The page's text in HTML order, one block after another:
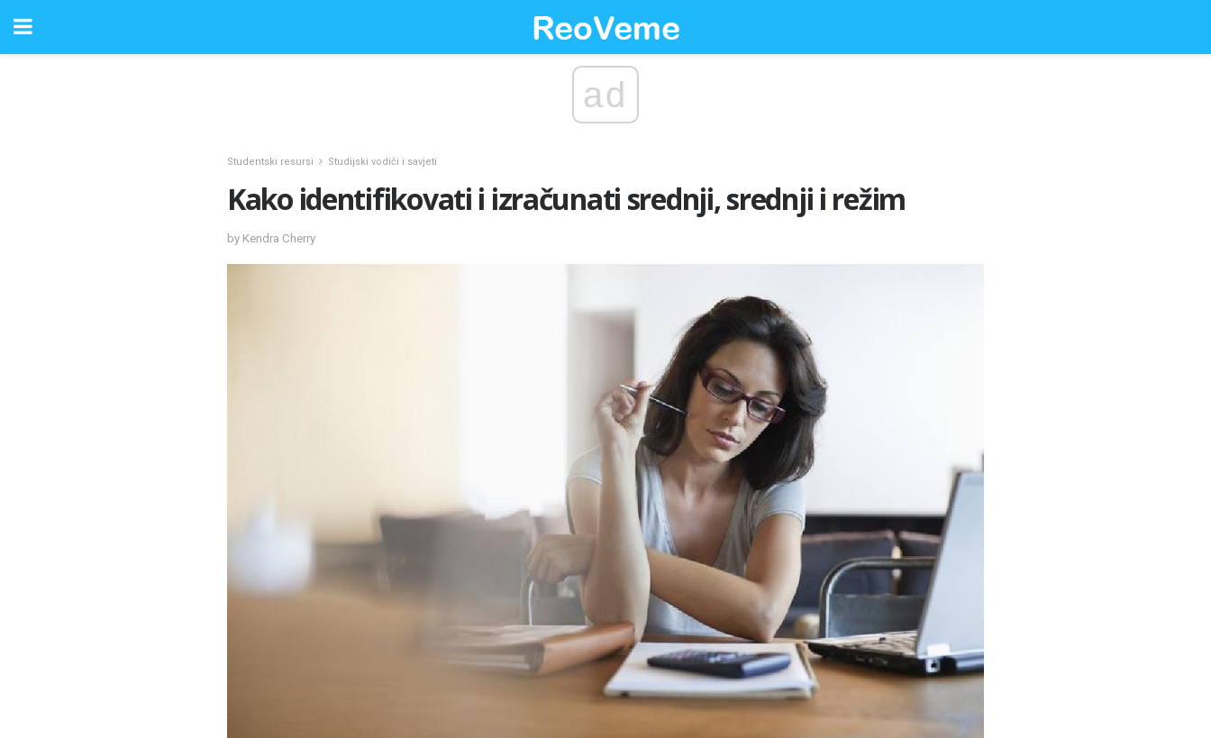
ad
Studentski resursi Studijski vodiči i savjeti
Kako identifikovati i izračunati srednji, srednji i režim
by Kendra Cherry